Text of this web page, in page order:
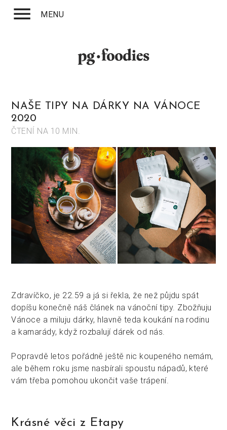
menu MENU
NAŠE TIPY NA DÁRKY NA VÁNOCE
2020
ČTENÍ NA 10 MIN.
Zdravíčko, je 22.59 a já si řekla, že než půjdu spát
dopíšu konečně náš článek na vánoční tipy. Zbožňuju
Vánoce a miluju dárky, hlavně teda koukání na rodinu
a kamarády, když rozbalují dárek od nás.
Popravdě letos pořádně ještě nic koupeného nemám,
ale během roku jsme nasbírali spoustu nápadů, které
vám třeba pomohou ukončit vaše trápení.
Krásné věci z Etapy